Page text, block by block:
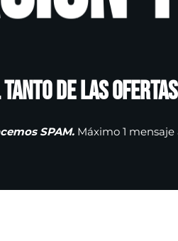
de las
SPAM. Máximo 1 mensaje